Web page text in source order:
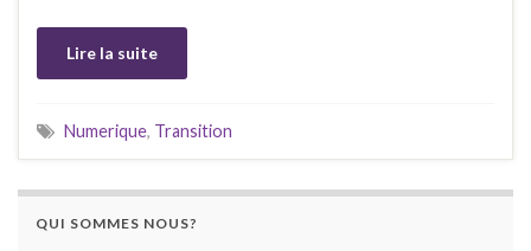
Lire la suite
Numerique, Transition
QUI SOMMES NOUS?